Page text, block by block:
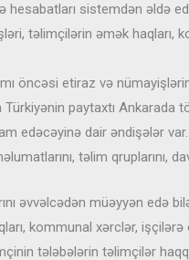
hesabatları sistemdən əldə
təlimçilərin əmək haqları,
öncəsi etiraz və
Türkiyənin paytaxtı Ankarada
edəcəyinə dair əndişələr var.
təlim qruplarını,
əvvəlcədən müəyyən edə
kommunal xərclər,
tələbələrin təlimçilər